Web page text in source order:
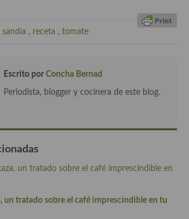
sandía , receta , tomate
Escrito por Concha Bernad
Periodista, blogger y cocinera de este blog.
un tratado sobre el café imprescindible en tu